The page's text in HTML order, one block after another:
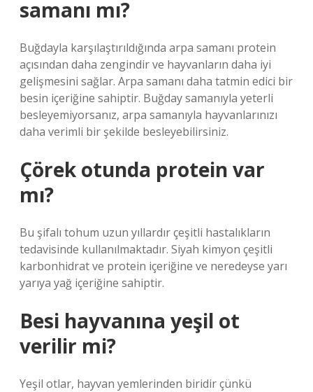
samanı mı?
Buğdayla karşılaştırıldığında arpa samanı protein
açısından daha zengindir ve hayvanların daha iyi
gelişmesini sağlar. Arpa samanı daha tatmin edici bir
besin içeriğine sahiptir. Buğday samanıyla yeterli
besleyemiyorsanız, arpa samanıyla hayvanlarınızı
daha verimli bir şekilde besleyebilirsiniz.
Çörek otunda protein var
mı?
Bu şifalı tohum uzun yıllardır çeşitli hastalıkların
tedavisinde kullanılmaktadır. Siyah kimyon çeşitli
karbonhidrat ve protein içeriğine ve neredeyse yarı
yarıya yağ içeriğine sahiptir.
Besi hayvanına yeşil ot
verilir mi?
Yeşil otlar, hayvan yemlerinden biridir çünkü